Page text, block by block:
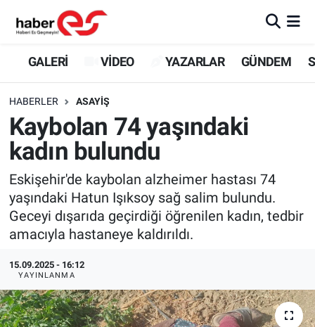
GALERİ VİDEO YAZARLAR GÜNDEM
HABERLER ASAYİŞ
Kaybolan 74 yaşındaki
kadın bulundu
Eskişehir'de kaybolan alzheimer hastası 74
yaşındaki Hatun Işıksoy sağ salim bulundu.
Geceyi dışarıda geçirdiği öğrenilen kadın, tedbir
amacıyla hastaneye kaldırıldı.
15.09.2025 - 16:12
YAYINLANMA
GALERİ
YAZARLAR
GÜNDEM
SİYASET
TEKNOLOJİ
EKONOMİ
SPOR
Eskişehir Nöbetçi Eczaneler
Eskişehir Trafik Yoğunluk Haritası
Süper Lig Puan Durumu ve Fikstür
Tüm Manşetler
Son Dakika Haberleri
Haber Arşivi